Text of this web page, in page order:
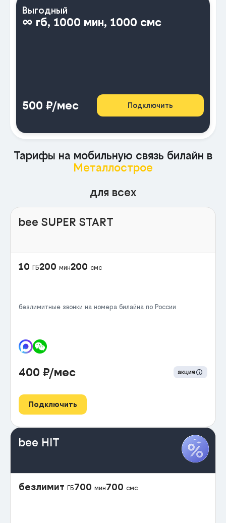
Выгодный
∞ гб, 1000 мин, 1000 смс
500 ₽/мес Подключить
Тарифы на мобильную связь билайн в
Металлострое
для всех
bee SUPER START
10 ГБ200 мин200 смс
безлимитные звонки на номера билайна по России
400 ₽/мес акция
Подключить
bee HIT
безлимит ГБ700 мин700 смс